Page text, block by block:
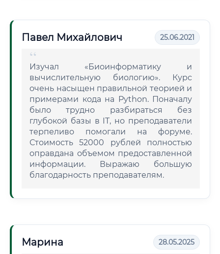
Павел Михайлович 25.06.2021
Изучал «Биоинформатику и
вычислительную биологию». Курс
очень насыщен правильной теорией и
примерами кода на Python. Поначалу
было трудно разбираться без
глубокой базы в IT, но преподаватели
терпеливо помогали на форуме.
Стоимость 52000 рублей полностью
оправдана объемом предоставленной
информации. Выражаю большую
благодарность преподавателям.
Марина 28.05.2025